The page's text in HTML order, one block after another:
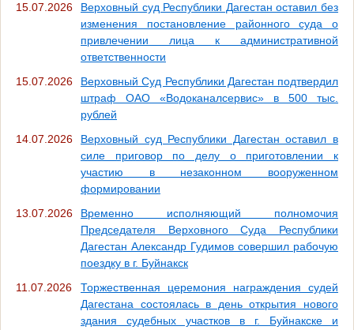
15.07.2026
Верховный суд Республики Дагестан оставил без
изменения постановление районного суда о
привлечении лица к административной
ответственности
15.07.2026
Верховный Суд Республики Дагестан подтвердил
штраф ОАО «Водоканалсервис» в 500 тыс.
рублей
14.07.2026
Верховный суд Республики Дагестан оставил в
силе приговор по делу о приготовлении к
участию в незаконном вооруженном
формировании
13.07.2026
Временно исполняющий полномочия
Председателя Верховного Суда Республики
Дагестан Александр Гудимов совершил рабочую
поездку в г. Буйнакск
11.07.2026
Торжественная церемония награждения судей
Дагестана состоялась в день открытия нового
здания судебных участков в г. Буйнакске и